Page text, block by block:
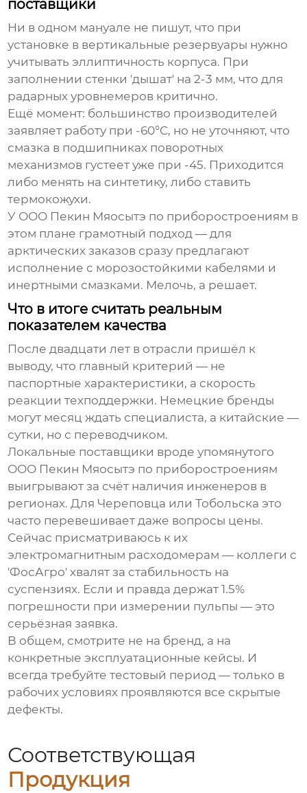
поставщики
Ни в одном мануале не пишут, что при
установке в вертикальные резервуары нужно
учитывать эллиптичность корпуса. При
заполнении стенки 'дышат' на 2-3 мм, что для
радарных уровнемеров критично.
Ещё момент: большинство производителей
заявляет работу при -60°C, но не уточняют, что
смазка в подшипниках поворотных
механизмов густеет уже при -45. Приходится
либо менять на синтетику, либо ставить
термокожухи.
У ООО Пекин Мяосытэ по приборостроениям в
этом плане грамотный подход — для
арктических заказов сразу предлагают
исполнение с морозостойкими кабелями и
инертными смазками. Мелочь, а решает.
Что в итоге считать реальным
показателем качества
После двадцати лет в отрасли пришёл к
выводу, что главный критерий — не
паспортные характеристики, а скорость
реакции техподдержки. Немецкие бренды
могут месяц ждать специалиста, а китайские —
сутки, но с переводчиком.
Локальные поставщики вроде упомянутого
ООО Пекин Мяосытэ по приборостроениям
выигрывают за счёт наличия инженеров в
регионах. Для Череповца или Тобольска это
часто перевешивает даже вопросы цены.
Сейчас присматриваюсь к их
электромагнитным расходомерам — коллеги с
'ФосАгро' хвалят за стабильность на
суспензиях. Если и правда держат 1.5%
погрешности при измерении пульпы — это
серьёзная заявка.
В общем, смотрите не на бренд, а на
конкретные эксплуатационные кейсы. И
всегда требуйте тестовый период — только в
рабочих условиях проявляются все скрытые
дефекты.
Соответствующая
Продукция